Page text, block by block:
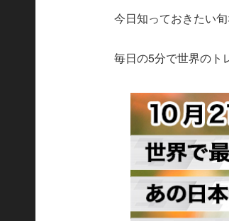
今日知っておきたい
毎日の5分で世界のト